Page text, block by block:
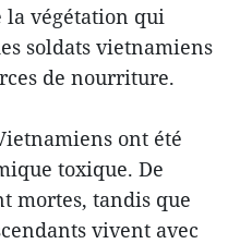
végétation qui
soldats vietnamiens
de nourriture.
ont été
toxique. De
mortes, tandis que
vivent avec